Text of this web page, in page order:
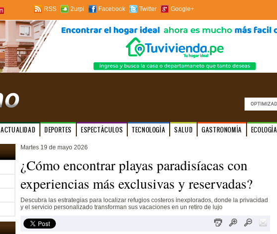
RSS 2urpi Facebook Twitter Google+
ACTUALIDAD DEPORTES ESPECTÁCULOS TECNOLOGÍA SALUD GASTRONOMÍA ECOLOGÍA
Martes 19 de mayo 2026
¿Cómo encontrar playas paradisíacas con
experiencias más exclusivas y reservadas?
Descubra las estrategias para localizar refugios costeros inexplorados, donde la privacidad
y el servicio personalizado transforman sus vacaciones en un retiro de lujo